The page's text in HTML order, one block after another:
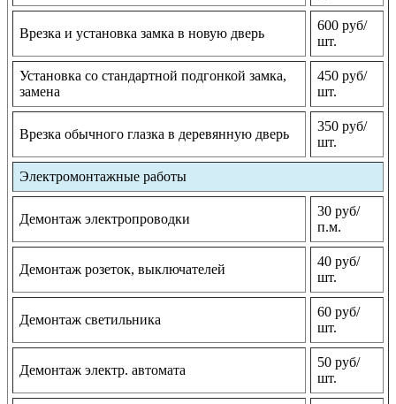
Врезка и установка замка в новую дверь
600 руб/
шт.
Установка со стандартной подгонкой замка,
замена
450 руб/
шт.
Врезка обычного глазка в деревянную дверь
350 руб/
шт.
Электромонтажные работы
Демонтаж электропроводки
30 руб/
п.м.
Демонтаж розеток, выключателей
40 руб/
шт.
Демонтаж светильника
60 руб/
шт.
Демонтаж электр. автомата
50 руб/
шт.